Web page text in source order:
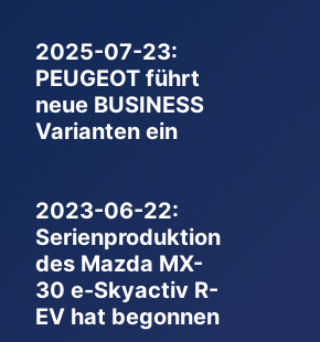
2025-07-23:
PEUGEOT führt
neue BUSINESS
Varianten ein
2023-06-22:
Serienproduktion
des Mazda MX-
30 e-Skyactiv R-
EV hat begonnen